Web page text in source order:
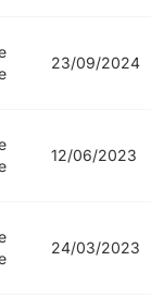
23/09/2024
12/06/2023
24/03/2023